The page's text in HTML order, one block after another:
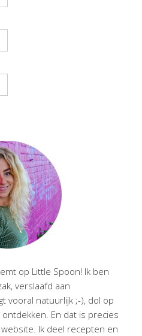
op Little Spoon! Ik ben
verslaafd aan
vooral natuurlijk ;-), dol op
En dat is precies
Ik deel recepten en